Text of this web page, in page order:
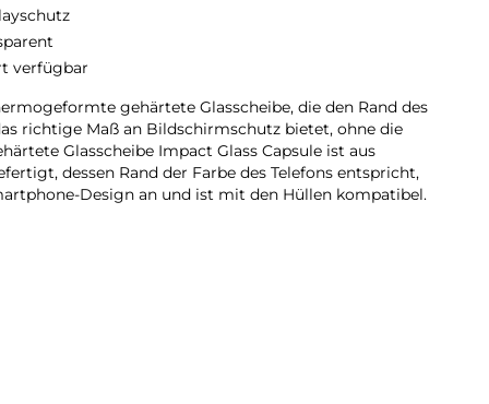
verfügbar
gehärtete Glasscheibe, die den Rand des
richtige Maß an Bildschirmschutz bietet, ohne die
Glasscheibe Impact Glass Capsule ist aus
dessen Rand der Farbe des Telefons entspricht,
Design an und ist mit den Hüllen kompatibel.